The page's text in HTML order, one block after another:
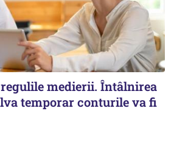
medierii. Întâlnirea
temporar conturile va fi